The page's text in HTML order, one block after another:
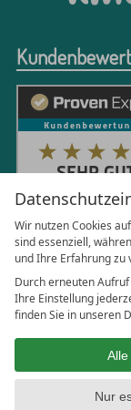
Wir nutzen Cookies
sind essenziell,
und Ihre Erfahrung zu
Durch erneuten
Ihre Einstellung
finden Sie in unseren
Nur